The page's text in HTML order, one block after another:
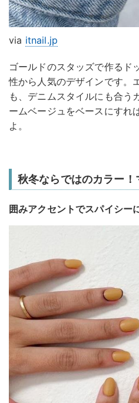
via itnail.jp
ゴールドのスタッズで作るド
性から人気のデザインです。
も、デニムスタイルにも合う
ームベージュをベースにすれ
よ。
秋冬ならではのカラー
囲みアクセントでスパイシー